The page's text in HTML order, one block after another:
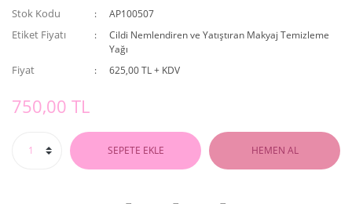
Stok Kodu AP100507
Etiket Fiyatı
Cildi Nemlendiren ve Yatıştıran Makyaj Temizleme
Yağı
Fiyat 625,00 TL + KDV
750,00 TL
SEPETE EKLE HEMEN AL